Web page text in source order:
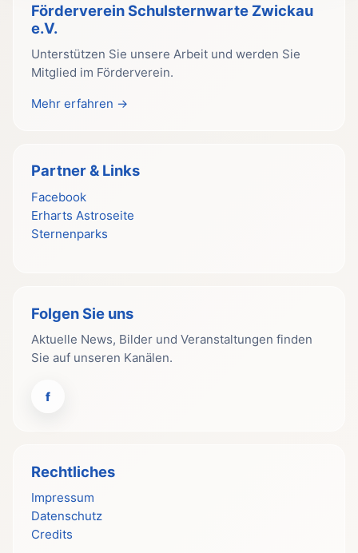
Förderverein Schulsternwarte Zwickau
e.V.
Unterstützen Sie unsere Arbeit und werden Sie
Mitglied im Förderverein.
Mehr erfahren →
Partner & Links
Facebook
Erharts Astroseite
Sternenparks
Folgen Sie uns
Aktuelle News, Bilder und Veranstaltungen finden
Sie auf unseren Kanälen.
f
Rechtliches
Impressum
Datenschutz
Credits